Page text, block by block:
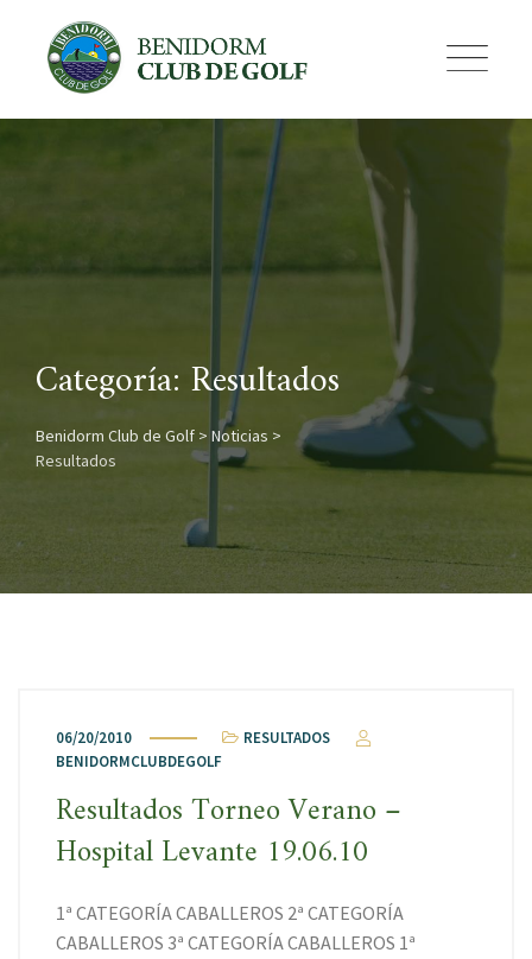
content
Categoría: Resultados
Benidorm Club de Golf > Noticias >
Resultados
06/20/2010
RESULTADOS
BENIDORMCLUBDEGOLF
Resultados Torneo Verano –
Hospital Levante 19.06.10
1ª CATEGORÍA CABALLEROS 2ª CATEGORÍA
CABALLEROS 3ª CATEGORÍA CABALLEROS 1ª